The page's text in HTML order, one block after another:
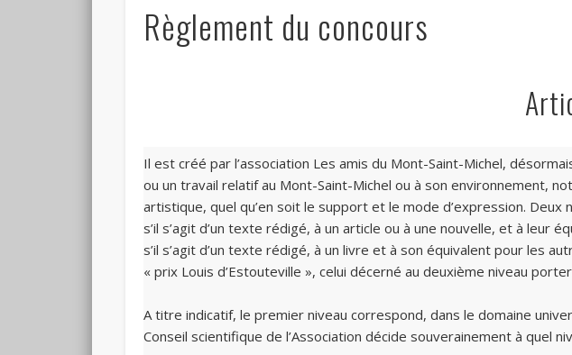
Règlement du concours
Il est créé par l’association Les amis du Mont-Saint-Michel,
ou un travail relatif au Mont-Saint-Michel ou à son environnement,
artistique, quel qu’en soit le support et le mode d’expression.
s’il s’agit d’un texte rédigé, à un article ou à une nouvelle, et à leur
s’il s’agit d’un texte rédigé, à un livre et à son équivalent pour les
« prix Louis d’Estouteville », celui décerné au deuxième niveau
A titre indicatif, le premier niveau correspond, dans le domaine
Conseil scientifique de l’Association décide souverainement à quel